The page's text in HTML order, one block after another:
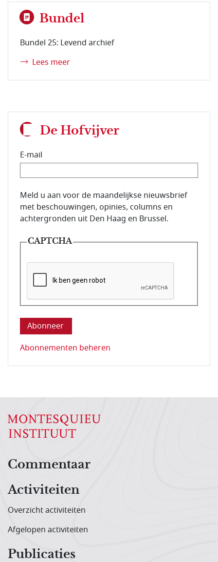
Bundel
Bundel 25: Levend archief
Lees meer
De Hofvijver
E-mail
E-mailadres van de abonnee.
Meld u aan voor de maandelijkse nieuwsbrief
met beschouwingen, opinies, columns en
achtergronden uit Den Haag en Brussel.
CAPTCHA
Deze vraag is om te controleren dat u een mens
Abonnementen beheren
Hoofdnavigatiemenu
Commentaar
Activiteiten
Overzicht activiteiten
Afgelopen activiteiten
Publicaties